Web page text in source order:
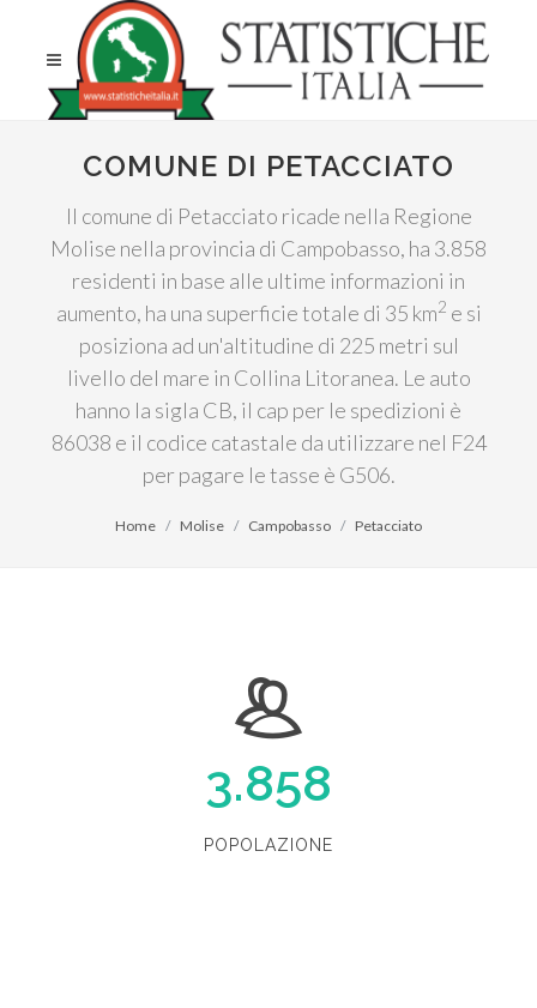
COMUNE DI PETACCIATO
Il comune di Petacciato ricade nella Regione
Molise nella provincia di Campobasso, ha 3.858
residenti in base alle ultime informazioni in
aumento, ha una superficie totale di 35 km2 e si
posiziona ad un'altitudine di 225 metri sul
livello del mare in Collina Litoranea. Le auto
hanno la sigla CB, il cap per le spedizioni è
86038 e il codice catastale da utilizzare nel F24
per pagare le tasse è G506.
Home Molise Campobasso Petacciato
3.858
POPOLAZIONE